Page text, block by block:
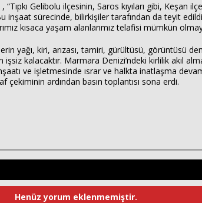
Gelibolu ilçesinin, Saros kıyıları gibi, Keşan
sürecinde, bilirkişiler tarafından da teyit
kısaca yaşam alanlarımız telafisi mümkün
yağı, kiri, arızası, tamiri, gürültüsü, görüntüsü
kalacaktır. Marmara Denizi’ndeki kirlilik akıl
ve işletmesinde ısrar ve halkta inatlaşma
çekiminin ardından basın toplantısı sona erdi.
Henüz yorum eklenmemiştir.